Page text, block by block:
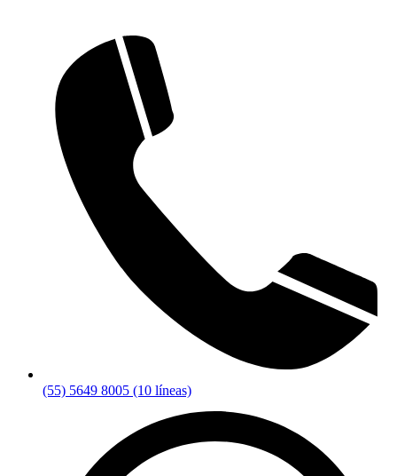
(55) 5649 8005 (10 líneas)